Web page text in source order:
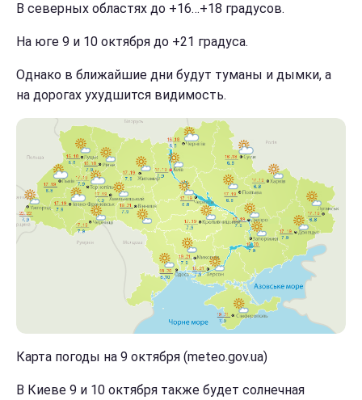
В северных областях до +16…+18 градусов.
На юге 9 и 10 октября до +21 градуса.
Однако в ближайшие дни будут туманы и дымки, а
на дорогах ухудшится видимость.
Карта погоды на 9 октября (meteo.gov.ua)
В Киеве 9 и 10 октября также будет солнечная